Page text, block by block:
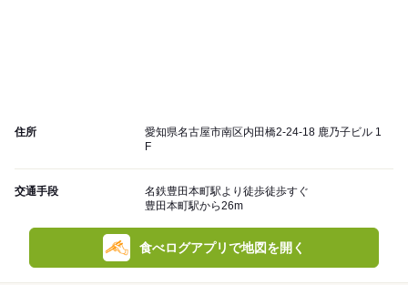
住所
愛知県名古屋市南区内田橋2-24-18 鹿乃子ビル 1
F
交通手段
名鉄豊田本町駅より徒歩徒歩すぐ
豊田本町駅から26m
食べログアプリで地図を開く